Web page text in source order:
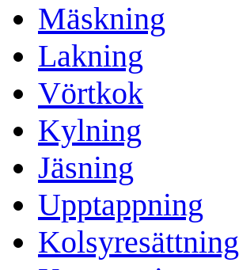
Mäskning
Lakning
Vörtkok
Kylning
Jäsning
Upptappning
Kolsyresättning